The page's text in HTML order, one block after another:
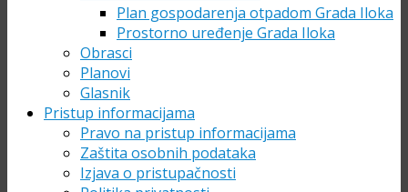
Plan gospodarenja otpadom Grada Iloka
Prostorno uređenje Grada Iloka
Obrasci
Planovi
Glasnik
Pristup informacijama
Pravo na pristup informacijama
Zaštita osobnih podataka
Izjava o pristupačnosti